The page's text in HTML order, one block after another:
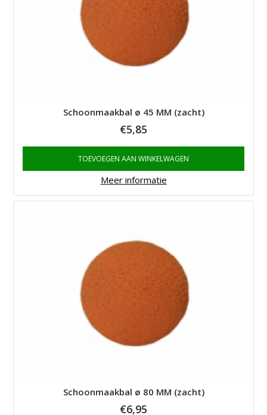
Schoonmaakbal ø 45 MM (zacht)
€5,85
TOEVOEGEN AAN WINKELWAGEN
Meer informatie
Schoonmaakbal ø 80 MM (zacht)
€6,95